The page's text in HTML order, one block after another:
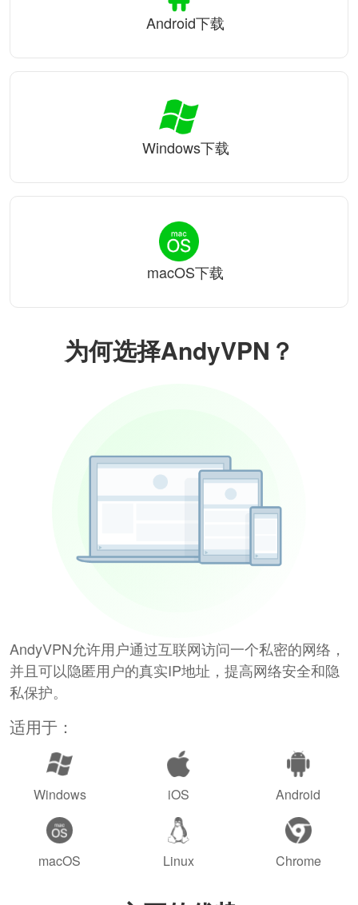
为何选择AndyVPN？
AndyVPN允许用户通过互联网访问一个私密的网络，
并且可以隐匿用户的真实IP地址，提高网络安全和隐
私保护。
适用于：
Windows iOS Android
macOS Linux Chrome
Android下载
Windows下载
macOS下载